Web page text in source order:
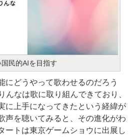
民的AIを目指す
どうやって歌わせるのだろう
んなは歌に取り組んできており、
に上手になってきたという経緯が
声を聴いてみると、その進化がわ
ートは東京ゲームショウに出展し